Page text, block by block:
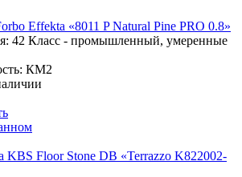
Effekta «8011 P Natural Pine PRO 0.8»
42 Класс - промышленный, умеренные
КМ2